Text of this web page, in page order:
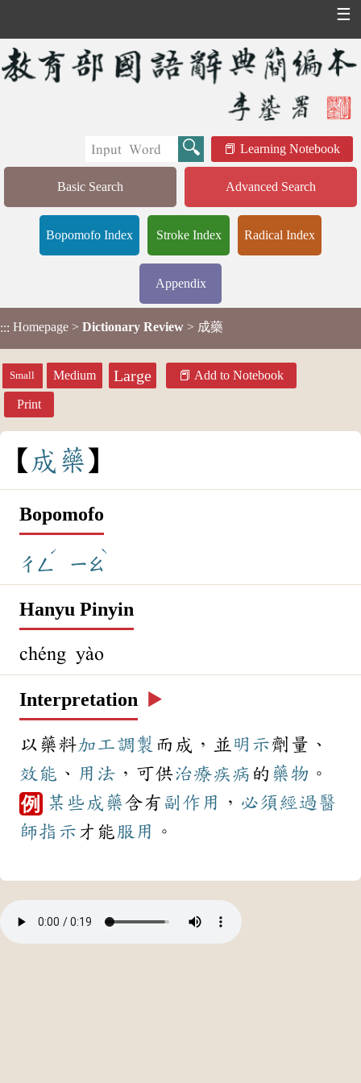
☰
Learning Notebook
Basic Search Advanced Search
Bopomofo Index Stroke Index Radical Index
Appendix
::: Homepage > Dictionary Review > 成藥
Small Medium Large Add to Notebook
Print
成 藥
Bopomofo
ㄔㄥ
ˊ
ㄧㄠ
ˋ
Hanyu Pinyin
chéng yào
Interpretation ▶️
以藥料加工調製 而成，並 明示劑量、
效能 、 用法 ，可供治療疾病 的 藥物 。
例 某些 成藥含有 副作用 ， 必須經過 醫
師指示 才能服用 。